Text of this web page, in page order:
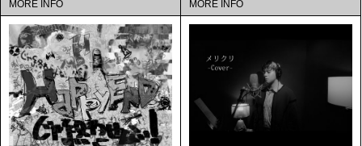
MORE INFO MORE INFO